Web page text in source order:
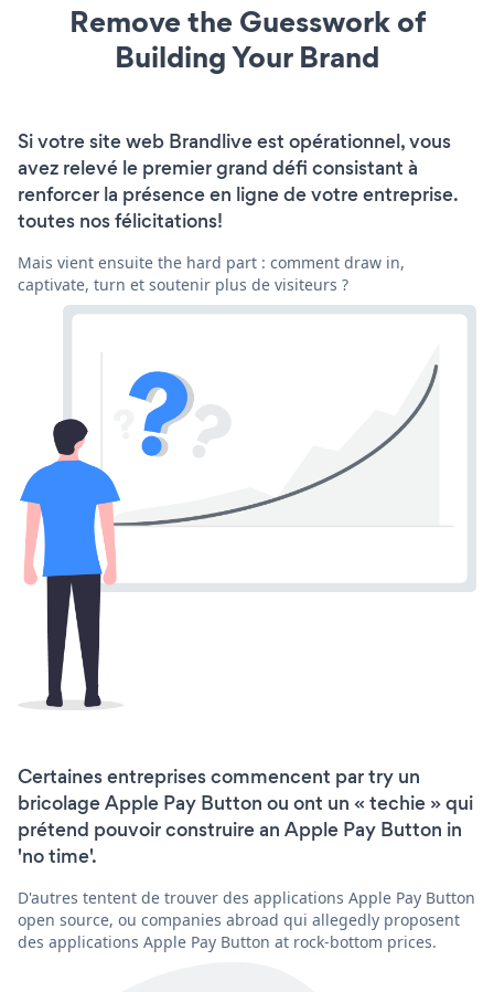
Remove the Guesswork of
Building Your Brand
Si votre site web Brandlive est opérationnel, vous
avez relevé le premier grand défi consistant à
renforcer la présence en ligne de votre entreprise.
toutes nos félicitations!
Mais vient ensuite the hard part : comment draw in,
captivate, turn et soutenir plus de visiteurs ?
Certaines entreprises commencent par try un
bricolage Apple Pay Button ou ont un « techie » qui
prétend pouvoir construire an Apple Pay Button in
'no time'.
D'autres tentent de trouver des applications Apple Pay Button
open source, ou companies abroad qui allegedly proposent
des applications Apple Pay Button at rock-bottom prices.